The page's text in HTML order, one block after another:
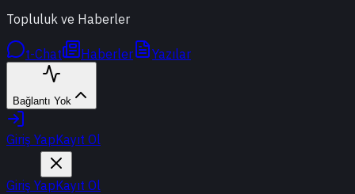
Topluluk ve Haberler
t-Chat Haberler Yazılar
Bağlantı Yok
Giriş YapKayıt Ol
Giriş YapKayıt Ol